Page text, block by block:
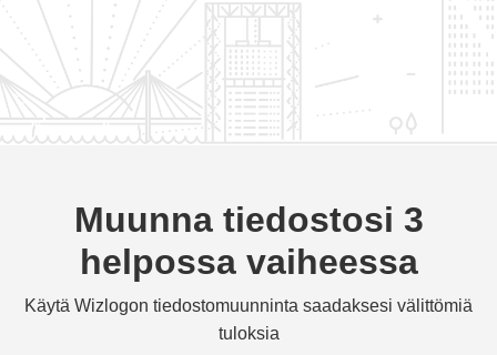
Muunna tiedostosi 3
helpossa vaiheessa
Käytä Wizlogon tiedostomuunninta saadaksesi välittömiä
tuloksia